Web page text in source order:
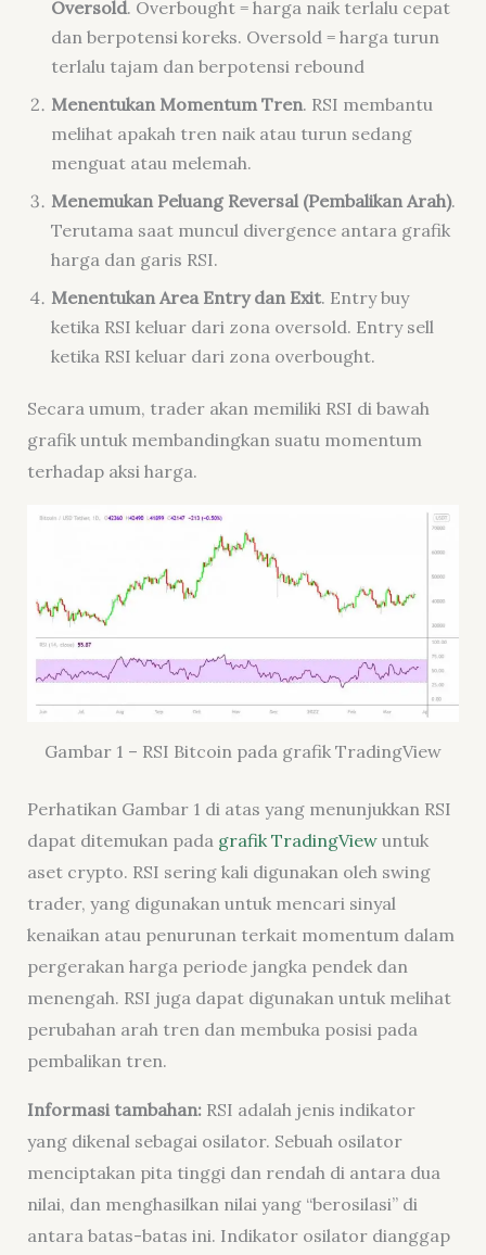
Oversold. Overbought = harga naik terlalu cepat
dan berpotensi koreks. Oversold = harga turun
terlalu tajam dan berpotensi rebound
Menentukan Momentum Tren. RSI membantu
melihat apakah tren naik atau turun sedang
menguat atau melemah.
Menemukan Peluang Reversal (Pembalikan Arah).
Terutama saat muncul divergenceantara grafik
harga dan garis RSI.
Menentukan Area Entry dan Exit. Entry buy
ketika RSI keluar dari zona oversold. Entry sell
ketika RSI keluar dari zona overbought.
Secara umum, trader akan memiliki RSI di bawah
grafik untuk membandingkan suatu momentum
terhadap aksi harga.
Gambar 1 – RSI Bitcoin pada grafik TradingView
Perhatikan Gambar 1 di atas yang menunjukkan RSI
dapat ditemukan pada grafik TradingViewuntuk
aset crypto. RSI sering kali digunakan oleh swing
trader, yang digunakan untuk mencari sinyal
kenaikan atau penurunan terkait momentum dalam
pergerakan harga periode jangka pendek dan
menengah. RSI juga dapat digunakan untuk melihat
perubahan arah tren dan membuka posisi pada
pembalikan tren.
Informasi tambahan:RSI adalah jenis indikator
yang dikenal sebagai osilator. Sebuah osilator
menciptakan pita tinggi dan rendah di antara dua
nilai, dan menghasilkan nilai yang “berosilasi” di
antara batas-batas ini. Indikator osilator dianggap